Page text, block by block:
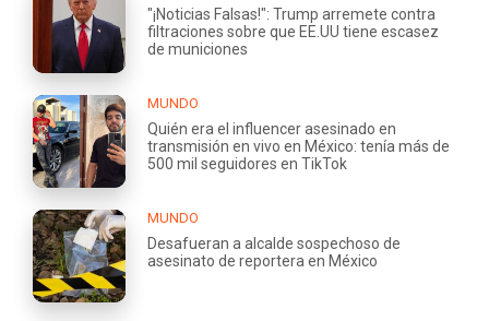
"¡Noticias Falsas!": Trump arremete contra
filtraciones sobre que EE.UU tiene escasez
de municiones
MUNDO
Quién era el influencer asesinado en
transmisión en vivo en México: tenía más de
500 mil seguidores en TikTok
MUNDO
Desafueran a alcalde sospechoso de
asesinato de reportera en México